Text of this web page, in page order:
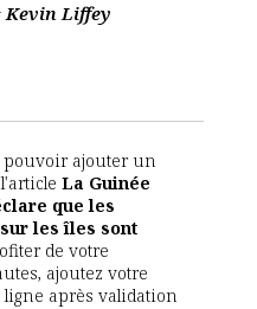
Kevin Liffey
pouvoir ajouter un
La Guinée
que les
les îles sont
de votre
ajoutez votre
après validation